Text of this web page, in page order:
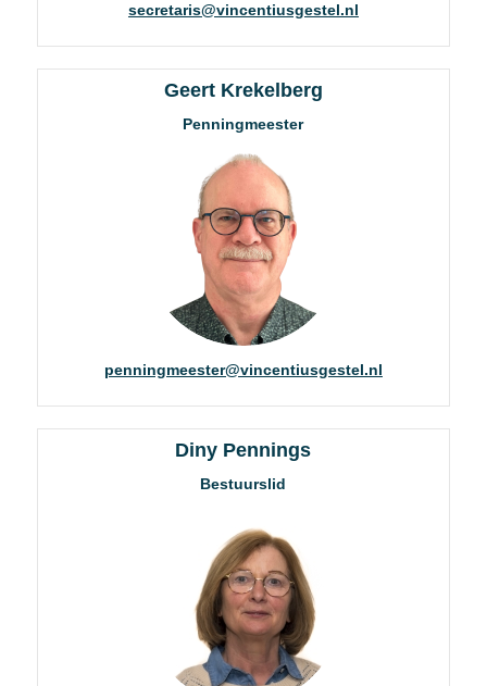
secretaris@vincentiusgestel.nl
Geert Krekelberg
Penningmeester
penningmeester@vincentiusgestel.nl
Diny Pennings
Bestuurslid